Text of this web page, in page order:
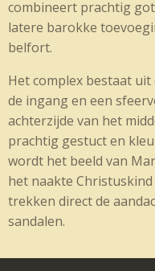
combineert prachtig
latere barokke
belfort.
Het complex bestaat
de ingang en een
achterzijde van het
prachtig gestuct en
wordt het beeld van
het naakte
trekken direct de
sandalen.